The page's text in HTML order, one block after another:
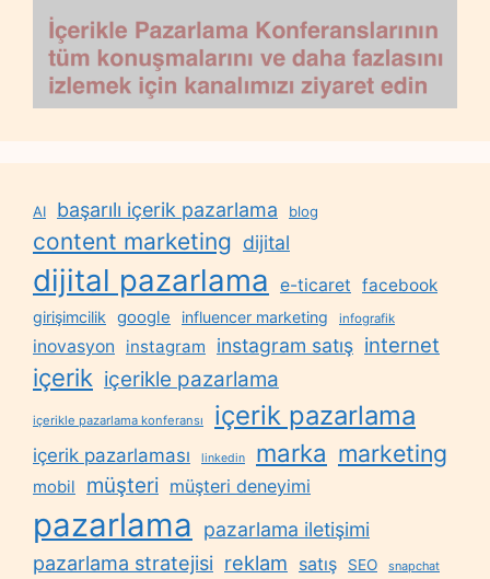
AI başarılı içerik pazarlama blog
content marketing dijital
dijital pazarlama e-ticaret facebook
girişimcilik google influencer marketing infografik
inovasyon instagram instagram satış internet
içerik içerikle pazarlama
içerikle pazarlama konferansı içerik pazarlama
içerik pazarlaması linkedin marka marketing
mobil müşteri müşteri deneyimi
pazarlama
pazarlama iletişimi
pazarlama stratejisi reklam satış SEO snapchat